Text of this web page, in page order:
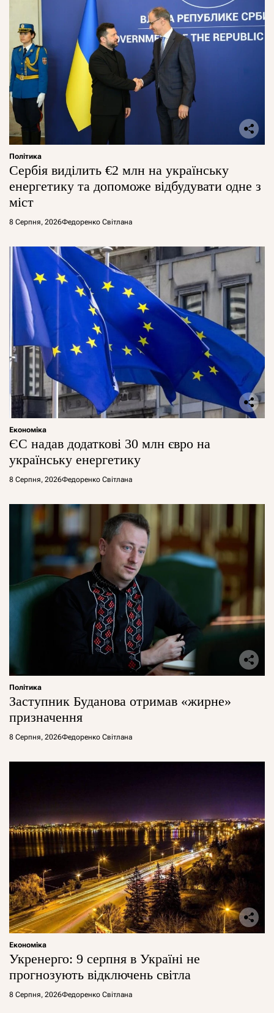
Політика
Сербія виділить €2 млн на українську
енергетику та допоможе відбудувати одне з
міст
8 Серпня, 2026Федоренко Світлана
Економіка
ЄС надав додаткові 30 млн євро на
українську енергетику
8 Серпня, 2026Федоренко Світлана
Політика
Заступник Буданова отримав «жирне»
призначення
8 Серпня, 2026Федоренко Світлана
Економіка
Укренерго: 9 серпня в Україні не
прогнозують відключень світла
8 Серпня, 2026Федоренко Світлана